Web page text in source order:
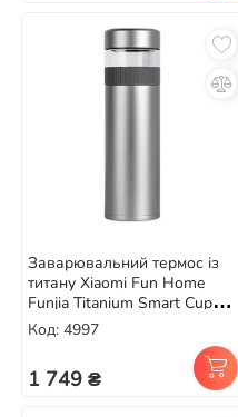
Заварювальний термос із
титану Xiaomi Fun Home
Funjia Titanium Smart Cup
520ml (FJ-TA003)
Код: 4997
1 749 ₴